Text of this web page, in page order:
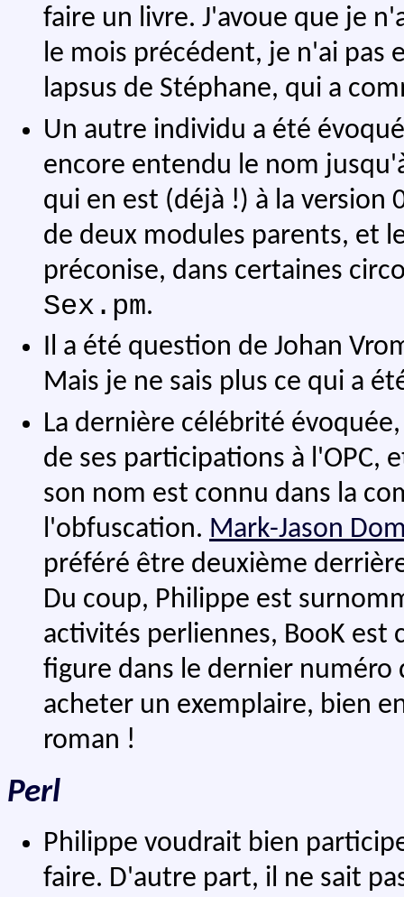
faire un livre. J'avoue que je
le mois précédent, je n'ai pas
lapsus de Stéphane, qui a
Un autre individu a été
encore entendu le nom
qui en est (déjà !) à la version
de deux modules parents, et
préconise, dans certaines
Sex.pm.
Il a été question de Johan
Mais je ne sais plus ce qui a
La dernière célébrité
de ses participations à l'OPC,
son nom est connu dans la
l'obfuscation. Mark-Jason
préféré être deuxième
Du coup, Philippe est
activités perliennes, BooK est
figure dans le dernier numéro
acheter un exemplaire, bien
roman !
Perl
Philippe voudrait bien
faire. D'autre part, il ne sait